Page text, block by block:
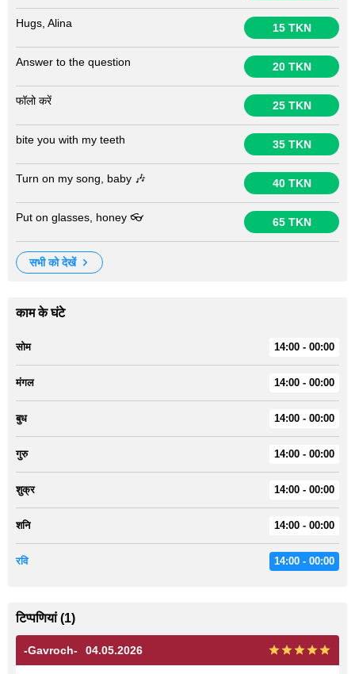
Hugs, Alina 15 TKN
Answer to the question 20 TKN
फॉलो करें 25 TKN
bite you with my teeth 35 TKN
Turn on my song, baby 🎶 40 TKN
Put on glasses, honey 👓 65 TKN
सभी को देखें
काम के घंटे
सोम 14:00 - 00:00
मंगल 14:00 - 00:00
बुध 14:00 - 00:00
गुरु 14:00 - 00:00
शुक्र 14:00 - 00:00
शनि 14:00 - 00:00
रवि 14:00 - 00:00
टिप्पणियां (1)
-Gavroch- 04.05.2026